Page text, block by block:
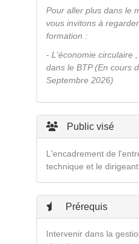
Pour aller plus dans le
vous invitons à
formation :
- L'économie circulaire
dans le BTP (En cours
Septembre 2026)
Public visé
L'encadrement de
technique et le dirigeant
Prérequis
Intervenir dans la